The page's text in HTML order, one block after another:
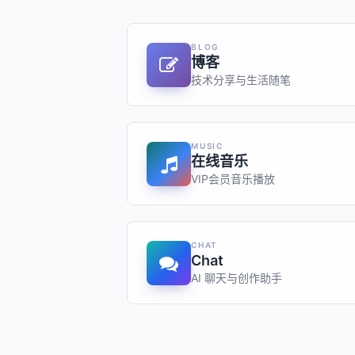
BLOG
博客
技术分享与生活随笔
MUSIC
在线音乐
VIP会员音乐播放
CHAT
Chat
AI 聊天与创作助手